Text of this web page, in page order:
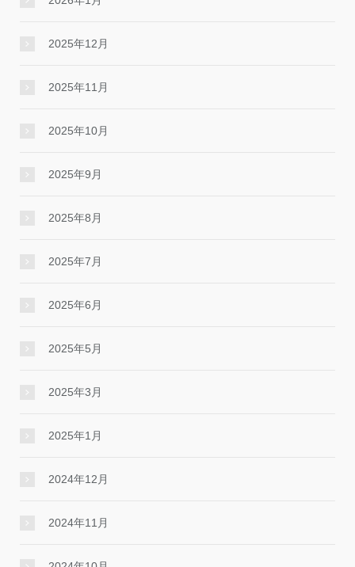
2025年12月
2025年11月
2025年10月
2025年9月
2025年8月
2025年7月
2025年6月
2025年5月
2025年3月
2025年1月
2024年12月
2024年11月